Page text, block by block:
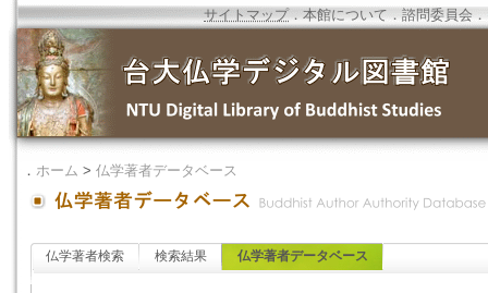
サイトマップ．本館について ．諮問委員会 ．
． ホーム > 仏学著者データベース
仏学著者検索 検索結果 仏学著者データベース